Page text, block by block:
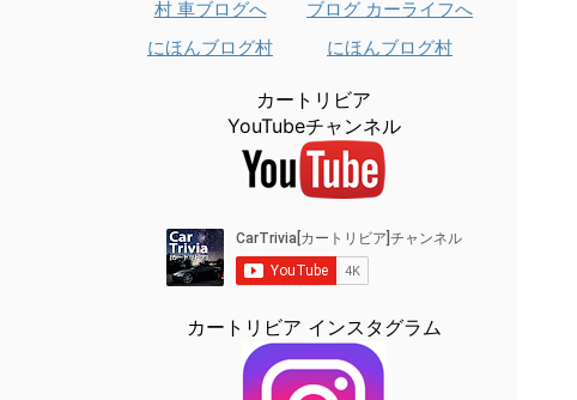
にほんブログ村 にほんブログ村
カートリビア
YouTubeチャンネル
カートリビア インスタグラム